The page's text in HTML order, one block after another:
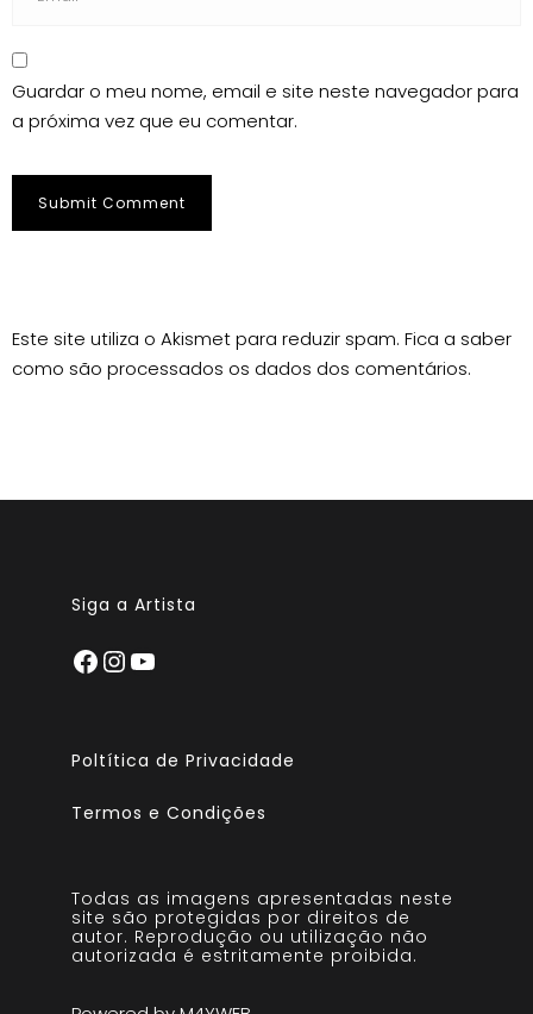
Guardar o meu nome, email e site neste navegador para
a próxima vez que eu comentar.
Este site utiliza o Akismet para reduzir spam. Fica a saber
como são processados os dados dos comentários.
Siga a Artista
Poltítica de Privacidade
Termos e Condições
Todas as imagens apresentadas neste
site são protegidas por direitos de
autor. Reprodução ou utilização não
autorizada é estritamente proibida.